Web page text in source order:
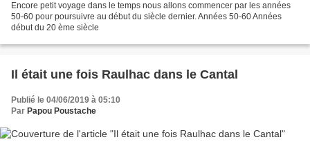
Encore petit voyage dans le temps nous allons commencer par les années
50-60 pour poursuivre au début du siècle dernier. Années 50-60 Années
début du 20 ème siècle
Il était une fois Raulhac dans le Cantal
Publié le 04/06/2019 à 05:10
Par Papou Poustache